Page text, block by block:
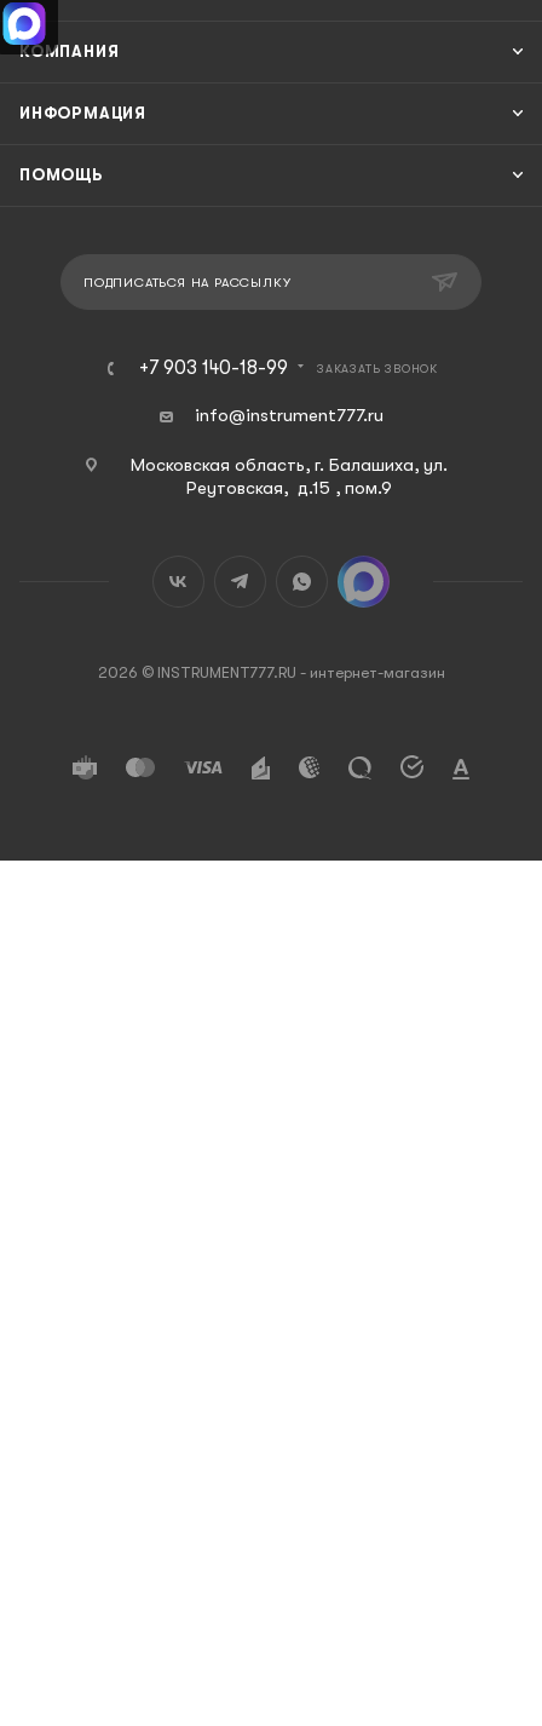
КОМПАНИЯ
ИНФОРМАЦИЯ
ПОМОЩЬ
ПОДПИСАТЬСЯ НА РАССЫЛКУ
+7 903 140-18-99 ЗАКАЗАТЬ ЗВОНОК
info@instrument777.ru
Московская область, г. Балашиха, ул.
Реутовская, д.15 , пом.9
2026 © INSTRUMENT777.RU - интернет-магазин